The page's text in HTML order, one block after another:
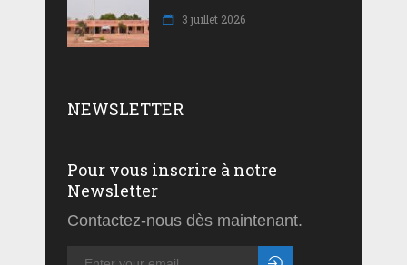
3 juillet 2026
NEWSLETTER
Pour vous inscrire à notre
Newsletter
Contactez-nous dès maintenant.